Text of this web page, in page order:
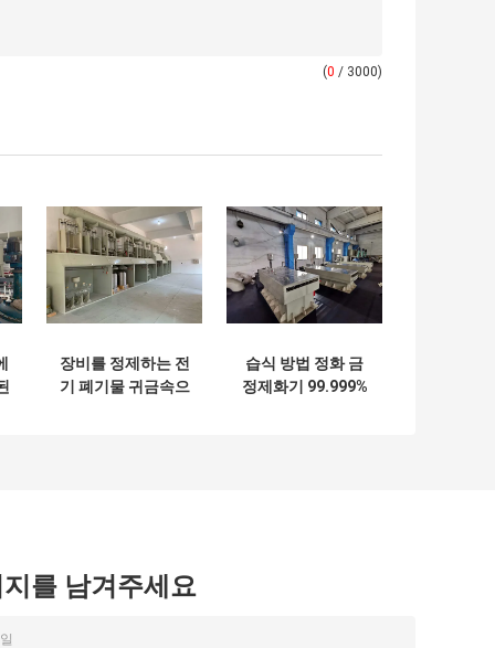
(0 / 3000)
장비를 정제하는 전
기 폐기물 귀금속으
습식 방법 정화 금
정제화기 99.999%
를 남겨주세요